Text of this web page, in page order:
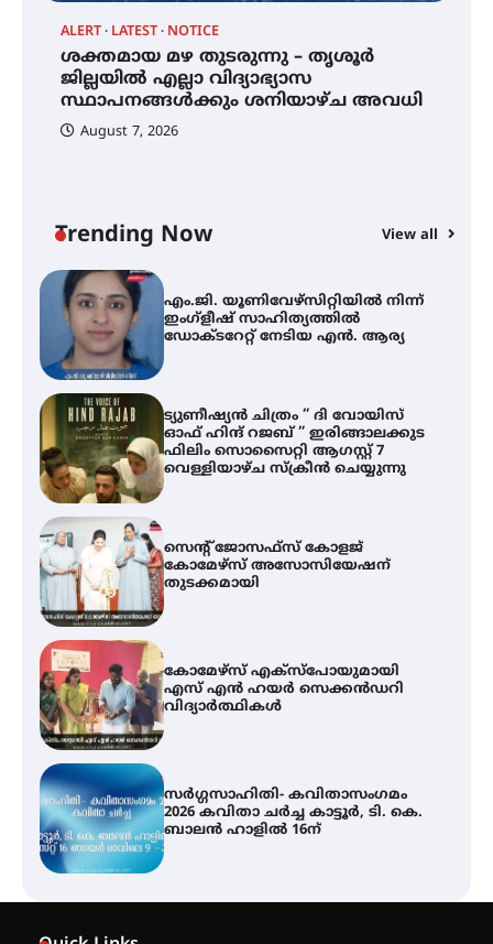
ALERT LATEST NOTICE
ശക്തമായ മഴ തുടരുന്നു – തൃശൂർ
ജില്ലയിൽ എല്ലാ വിദ്യാഭ്യാസ
സ്ഥാപനങ്ങൾക്കും ശനിയാഴ്ച അവധി
August 7, 2026
Trending Now View all
സർഗ്ഗസാഹിതി- കവിതാസംഗമം
2026 കവിതാ ചർച്ച കാട്ടൂർ, ടി. കെ.
ബാലൻ ഹാളിൽ 16ന്
അവധി
എം.ജി. യൂണിവേഴ്‌സിറ്റിയിൽ നിന്ന്
ഇംഗ്ളീഷ് സാഹിത്യത്തിൽ
ഡോക്ടറേറ്റ് നേടിയ എൻ. ആര്യ
ട്യുണീഷ്യൻ ചിത്രം ” ദി വോയിസ്
ഓഫ് ഹിന്ദ് റജബ് ” ഇരിങ്ങാലക്കുട
ഫിലിം സൊസൈറ്റി ആഗസ്റ്റ് 7
വെള്ളിയാഴ്ച സ്‌ക്രീൻ ചെയ്യുന്നു
സെന്റ് ജോസഫ്സ് കോളജ്
കോമേഴ്‌സ് അസോസിയേഷന്
തുടക്കമായി
കോമേഴ്സ് എക്സ്പോയുമായി
എസ് എൻ ഹയർ സെക്കൻഡറി
വിദ്യാർത്ഥികൾ
സർഗ്ഗസാഹിതി- കവിതാസംഗമം
2026 കവിതാ ചർച്ച കാട്ടൂർ, ടി. കെ.
ബാലൻ ഹാളിൽ 16ന്